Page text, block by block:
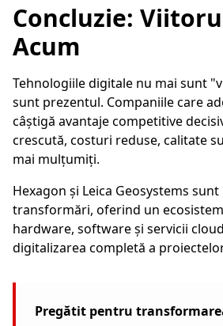
Concluzie:
Acum
Tehnologiile digitale nu mai sunt
sunt prezentul. Companiile care
câștigă avantaje competitive
crescută, costuri reduse, calitate
mai mulțumiți.
Hexagon și Leica Geosystems
transformări, oferind un
hardware, software și servicii
digitalizarea completă a
Pregătit pentru